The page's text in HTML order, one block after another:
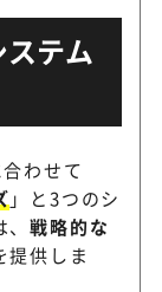
テム
わせて
」と3つのシ
、戦略的な
提供しま